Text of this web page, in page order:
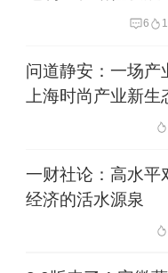
目落地在上海？
在采访和观察
上海的国际
的接受度极高
需求变得多样
6
问道静安：一场产
上海时尚产业新生
一财社论：高水平
经济的活水源泉